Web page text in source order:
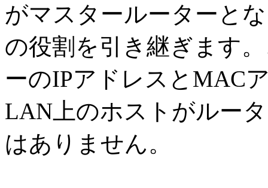
がマスタールーターと
の役割を引き継ぎます
ーのIPアドレスとMAC
LAN上のホストがルー
はありません。